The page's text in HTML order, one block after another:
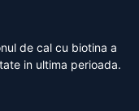
de cal cu biotina a
in ultima perioada.